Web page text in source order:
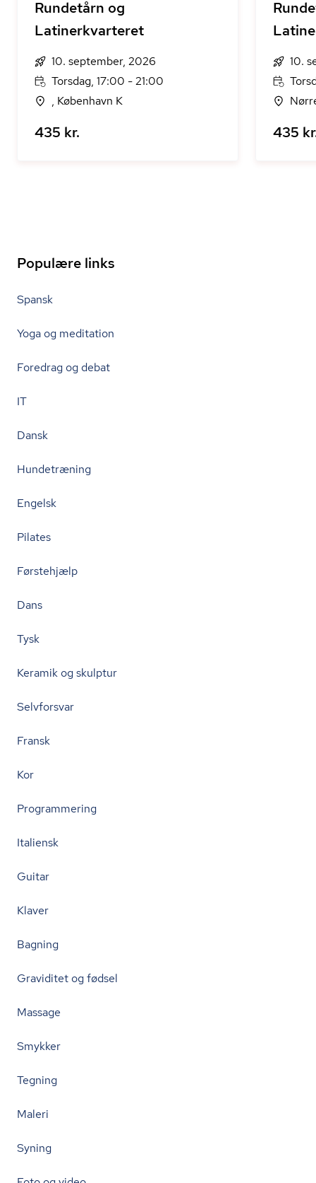
Rundetårn og
Latinerkvarteret
10. september, 2026
Torsdag, 17:00 - 21:00
, København K
435 kr.
10.
435
Populære links
Spansk
Yoga og meditation
Foredrag og debat
IT
Dansk
Hundetræning
Engelsk
Pilates
Førstehjælp
Dans
Tysk
Keramik og skulptur
Selvforsvar
Fransk
Kor
Programmering
Italiensk
Guitar
Klaver
Bagning
Graviditet og fødsel
Massage
Smykker
Tegning
Maleri
Syning